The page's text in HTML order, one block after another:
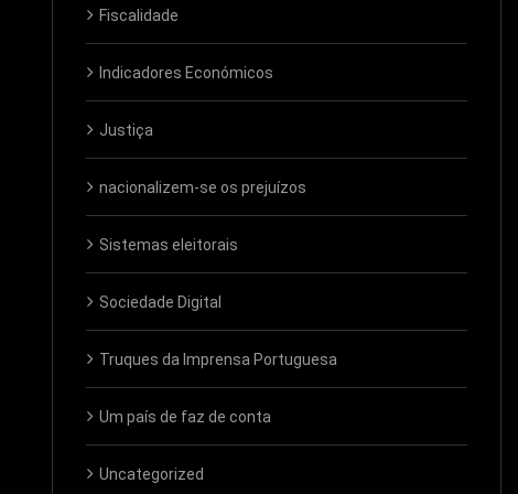
Fiscalidade
Indicadores Económicos
Justiça
nacionalizem-se os prejuízos
Sistemas eleitorais
Sociedade Digital
Truques da Imprensa Portuguesa
Um país de faz de conta
Uncategorized